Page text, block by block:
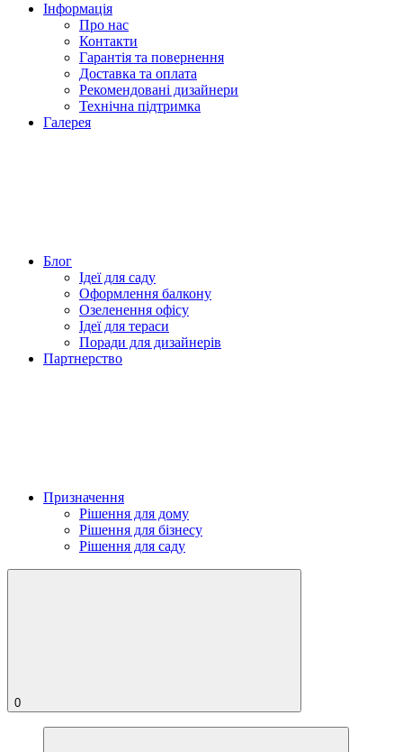
Інформація
Про нас
Контакти
Гарантія та повернення
Доставка та оплата
Рекомендовані дизайнери
Технічна підтримка
Галерея
Блог
Ідеї для саду
Оформлення балкону
Озеленення офісу
Ідеї для тераси
Поради для дизайнерів
Партнерство
Призначення
Рішення для дому
Рішення для бізнесу
Рішення для саду
0